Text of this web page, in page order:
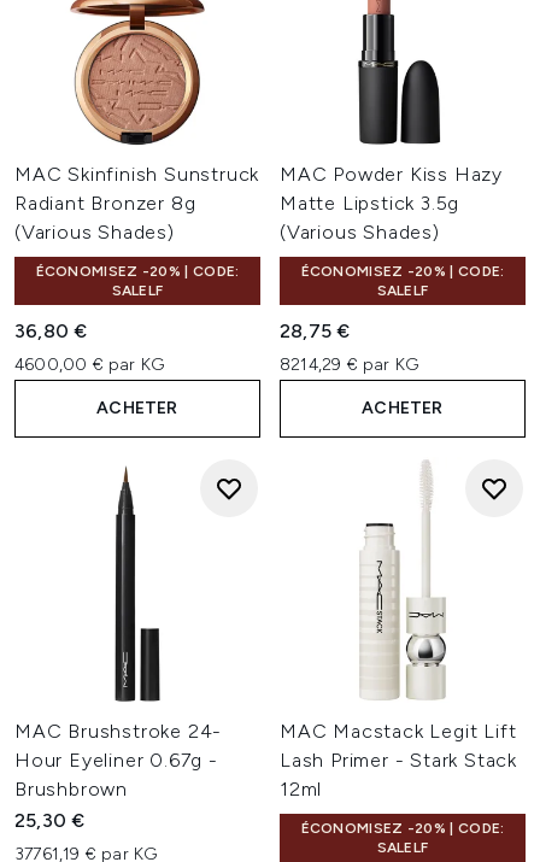
MAC Skinfinish Sunstruck
Radiant Bronzer 8g
(Various Shades)
ÉCONOMISEZ -20% | CODE:
SALELF
36,80 €
4600,00 € par KG
ACHETER
MAC Powder Kiss Hazy
Matte Lipstick 3.5g
(Various Shades)
ÉCONOMISEZ -20% | CODE:
SALELF
28,75 €
8214,29 € par KG
ACHETER
MAC Brushstroke 24-
Hour Eyeliner 0.67g -
Brushbrown
25,30 €
37761,19 € par KG
MAC Macstack Legit Lift
Lash Primer - Stark Stack
12ml
ÉCONOMISEZ -20% | CODE:
SALELF